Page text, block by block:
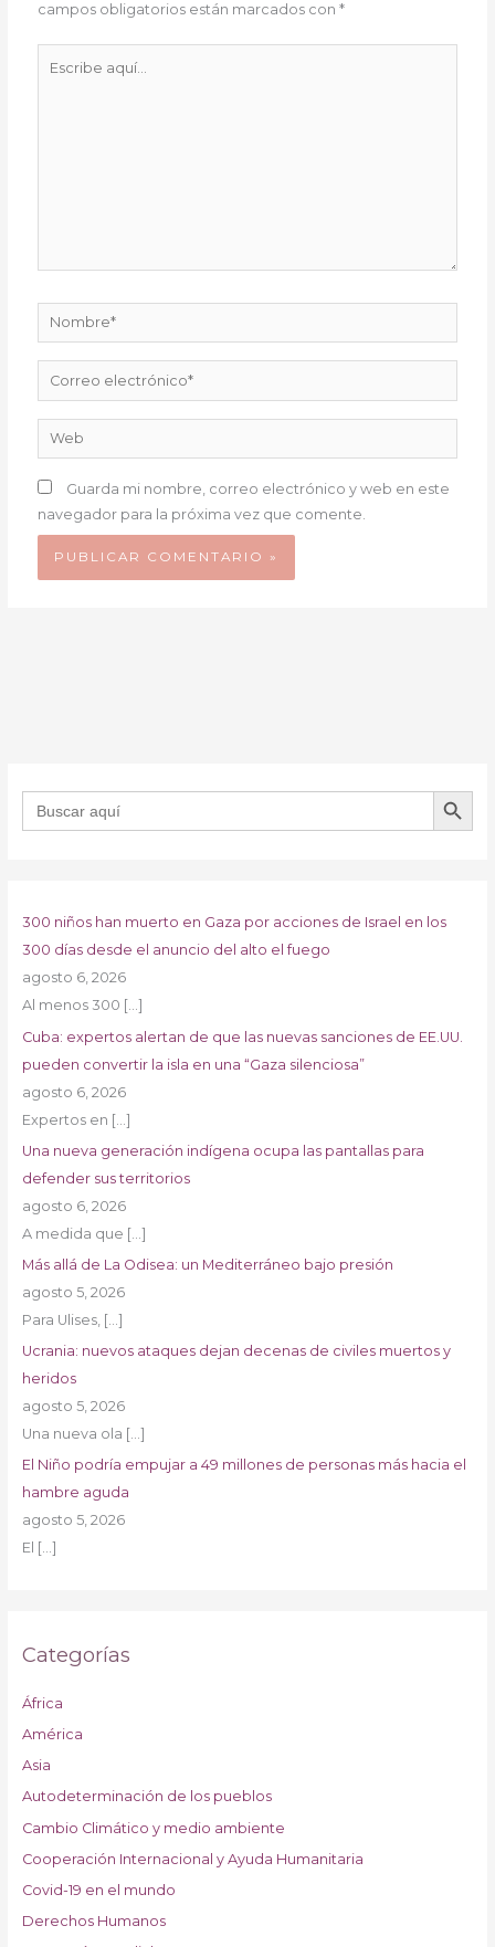
campos obligatorios están marcados con*
Nombre*
Correo
electrónico*
Web
Guarda mi nombre, correo electrónico y web en este
navegador para la próxima vez que comente.
Buscar: BOTÓN DE
300 niños han muerto en Gaza por acciones de Israel en los
300 días desde el anuncio del alto el fuego
agosto 6, 2026
Al menos 300 […]
Cuba: expertos alertan de que las nuevas sanciones de EE.UU.
pueden convertir la isla en una “Gaza silenciosa”
agosto 6, 2026
Expertos en […]
Una nueva generación indígena ocupa las pantallas para
defender sus territorios
agosto 6, 2026
A medida que […]
Más allá de La Odisea: un Mediterráneo bajo presión
agosto 5, 2026
Para Ulises, […]
Ucrania: nuevos ataques dejan decenas de civiles muertos y
heridos
agosto 5, 2026
Una nueva ola […]
El Niño podría empujar a 49 millones de personas más hacia el
hambre aguda
agosto 5, 2026
El […]
Categorías
África
América
Asia
Autodeterminación de los pueblos
Cambio Climático y medio ambiente
Cooperación Internacional y Ayuda Humanitaria
Covid-19 en el mundo
Derechos Humanos